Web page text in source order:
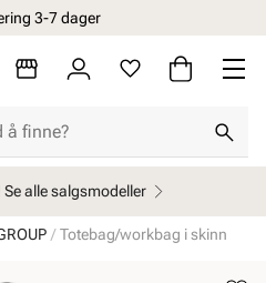
3-7 dager
alle salgsmodeller
Totebag/workbag i skinn